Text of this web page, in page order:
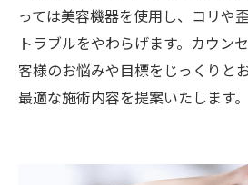
っては美容機器を使用し、コリや
トラブルをやわらげます。カウン
客様のお悩みや目標をじっくりと
最適な施術内容を提案いたします。